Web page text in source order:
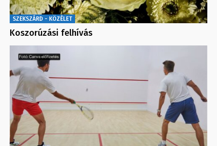
SZEKSZÁRD - KÖZÉLET
Koszorúzási felhívás